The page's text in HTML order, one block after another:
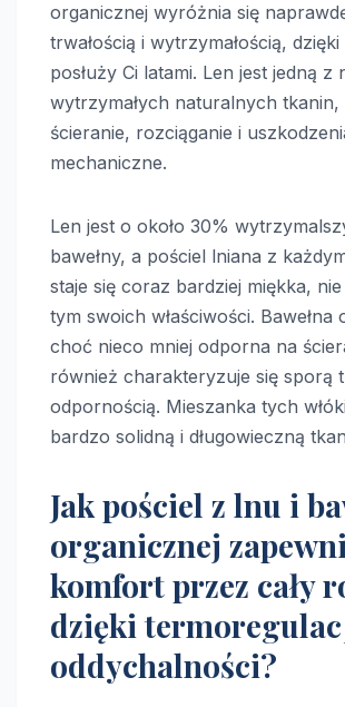
organicznej wyróżnia się
trwałością i wytrzymałością,
posłuży Ci latami. Len jest jedną z
wytrzymałych naturalnych
ścieranie, rozciąganie i
mechaniczne.
Len jest o około 30%
bawełny, a pościel lniana z
staje się coraz bardziej miękka,
tym swoich właściwości. Bawełna
choć nieco mniej odporna na
również charakteryzuje się sporą
odpornością. Mieszanka tych
bardzo solidną i długowieczną
Jak pościel z lnu i
organicznej
komfort przez cały
dzięki
oddychalności?